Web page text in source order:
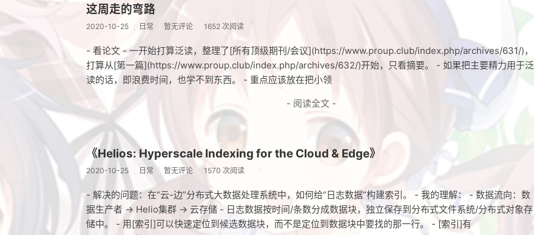
这周走的弯路
2020-10-25 日常 暂无评论 1652 次阅读
- 看论文 - 一开始打算泛读，整理了[所有顶级期刊/会议](https://www.proup.club/index.php/archives/631/)，
打算从[第一篇](https://www.proup.club/index.php/archives/632/)开始，只看摘要。 - 如果把主要精力用于泛
读的话，即浪费时间，也学不到东西。 - 重点应该放在把小领
- 阅读全文 -
《Helios: Hyperscale Indexing for the Cloud & Edge》
2020-10-25 日常 暂无评论 1570 次阅读
- 解决的问题：在“云-边”分布式大数据处理系统中，如何给“日志数据”构建索引。 - 我的理解： - 数据流向：数
据生产者 → Helio集群 → 云存储 - 日志数据按时间/条数分成数据块，独立保存到分布式文件系统/分布式对象存
储中。 - 用[索引]可以快速定位到候选数据块，而不是定位到数据块中要找的那一行。 - [索引]有